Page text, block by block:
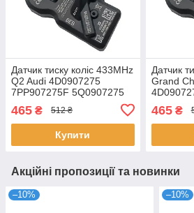
Датчик тиску коліс 433MHz
Q2 Audi 4D0907275
7PP907275F 5Q0907275
36106877937 407001628R
465 ₴ 512 ₴
Купити
Датчик
Grand
465₴
Акційні пропозиції та новинки
–10% –10%